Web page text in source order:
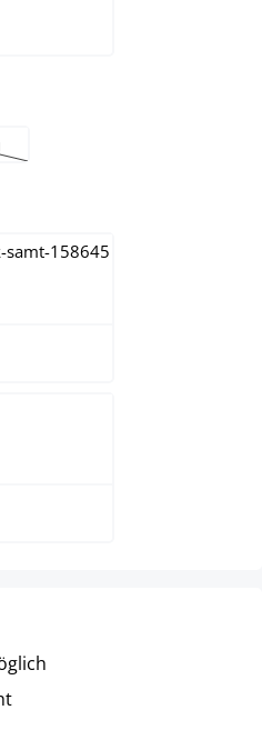
verfügbar.)
ist zurzeit nicht verfügbar.)